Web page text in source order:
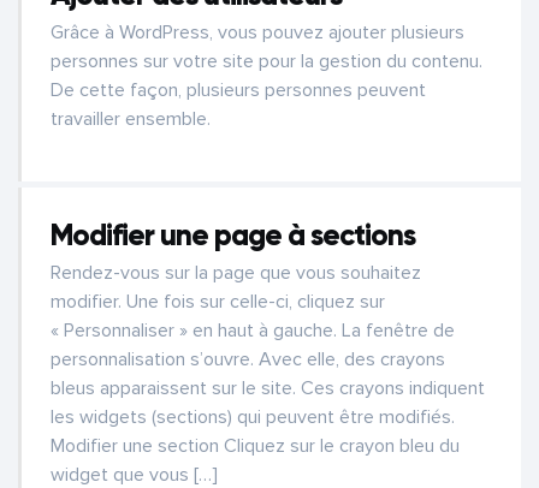
Grâce à WordPress, vous pouvez ajouter plusieurs
personnes sur votre site pour la gestion du contenu.
De cette façon, plusieurs personnes peuvent
travailler ensemble.
Modifier une page à sections
Rendez-vous sur la page que vous souhaitez
modifier. Une fois sur celle-ci, cliquez sur
« Personnaliser » en haut à gauche. La fenêtre de
personnalisation s’ouvre. Avec elle, des crayons
bleus apparaissent sur le site. Ces crayons indiquent
les widgets (sections) qui peuvent être modifiés.
Modifier une section Cliquez sur le crayon bleu du
widget que vous […]